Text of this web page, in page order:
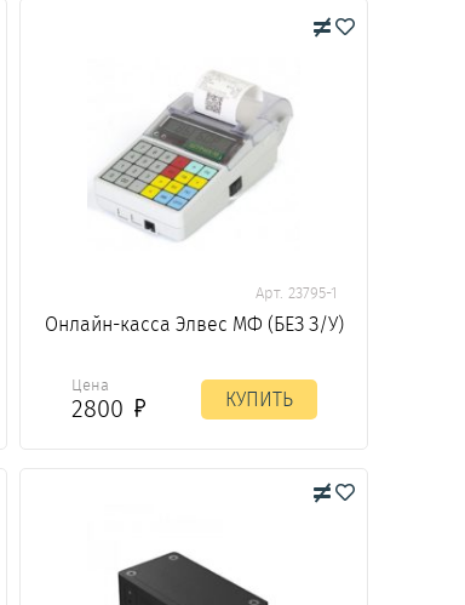
Арт. 23795-1
Онлайн-касса Элвес МФ (БЕЗ З/У)
Цена
2800 КУПИТЬ